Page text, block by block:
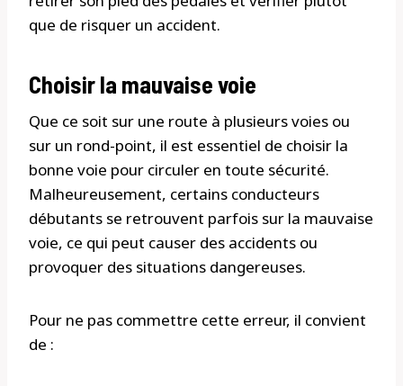
que de risquer un accident.
Choisir la mauvaise voie
Que ce soit sur une route à plusieurs voies ou
sur un rond-point, il est essentiel de choisir la
bonne voie pour circuler en toute sécurité.
Malheureusement, certains conducteurs
débutants se retrouvent parfois sur la mauvaise
voie, ce qui peut causer des accidents ou
provoquer des situations dangereuses.
Pour ne pas commettre cette erreur, il convient
de :